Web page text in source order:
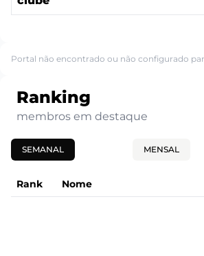
Portal não encontrado ou não configurado
Ranking
membros em destaque
SEMANAL MENSAL
Rank Nome